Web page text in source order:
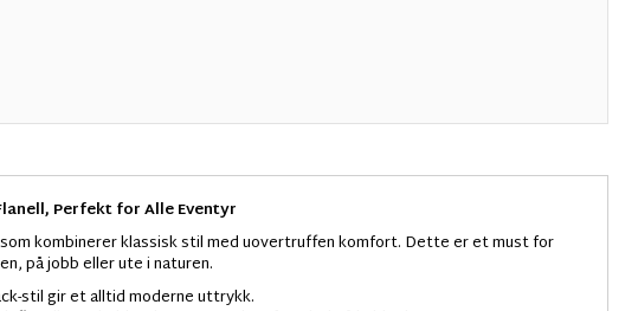
Perfekt for Alle Eventyr
kombinerer klassisk stil med uovertruffen komfort. Dette er et must for
på jobb eller ute i naturen.
stil gir et alltid moderne uttrykk.